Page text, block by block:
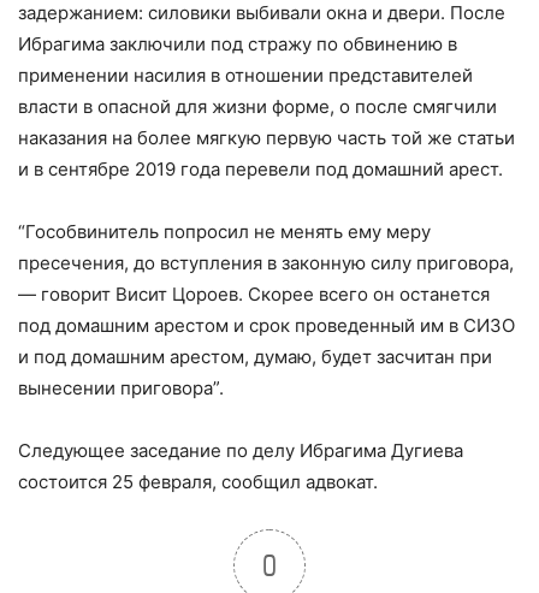
задержанием: силовики выбивали окна и двери. После
Ибрагима заключили под стражу по обвинению в
применении насилия в отношении представителей
власти в опасной для жизни форме, о после смягчили
наказания на более мягкую первую часть той же статьи
и в сентябре 2019 года перевели под домашний арест.
“Гособвинитель попросил не менять ему меру
пресечения, до вступления в законную силу приговора,
— говорит Висит Цороев. Скорее всего он останется
под домашним арестом и срок проведенный им в СИЗО
и под домашним арестом, думаю, будет засчитан при
вынесении приговора”.
Следующее заседание по делу Ибрагима Дугиева
состоится 25 февраля, сообщил адвокат.
0